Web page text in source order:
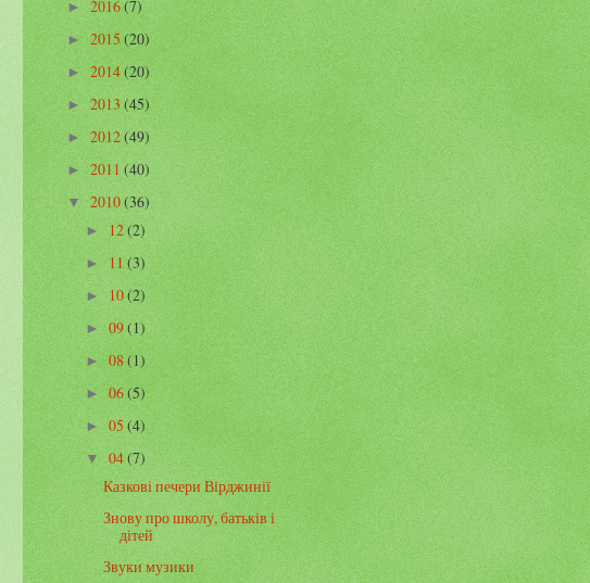
►2016(7)
►2015(20)
►2014(20)
►2013(45)
►2012(49)
►2011(40)
▼2010(36)
►12(2)
►11(3)
►10(2)
►09(1)
► 08(1)
►06(5)
►05(4)
▼04(7)
Казкові печери Вірджинії
Знову про школу, батьків і
дітей
Звуки музики